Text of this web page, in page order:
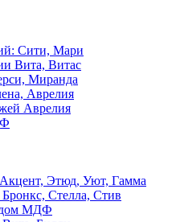
Сити, Мари
Вита, Витас
Миранда
Аврелия
Аврелия
Этюд, Уют, Гамма
Стелла, Стив
МДФ